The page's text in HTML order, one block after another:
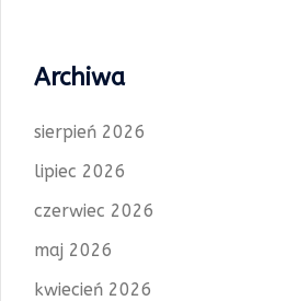
Archiwa
sierpień 2026
lipiec 2026
czerwiec 2026
maj 2026
kwiecień 2026